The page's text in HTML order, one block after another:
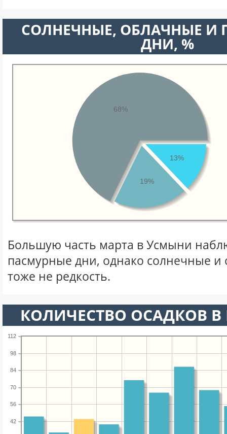
CОЛНЕЧНЫЕ, ОБЛАЧНЫЕ И
ДНИ, %
13%
19%
68%
Большую часть марта в Усмыни
пасмурные дни, однако солнечные
тоже не редкость.
КОЛИЧЕСТВО ОСАДКОВ
42
56
70
84
98
112